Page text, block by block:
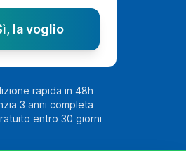
la voglio
rapida in 48h
3 anni completa
entro 30 giorni